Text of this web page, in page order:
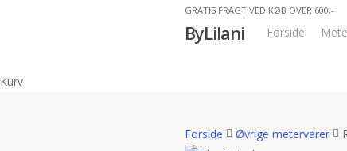
GRATIS FRAGT VED KØB OVER 600,-
ByLilani Forside
KurvClose
Forside Øvrige metervarer